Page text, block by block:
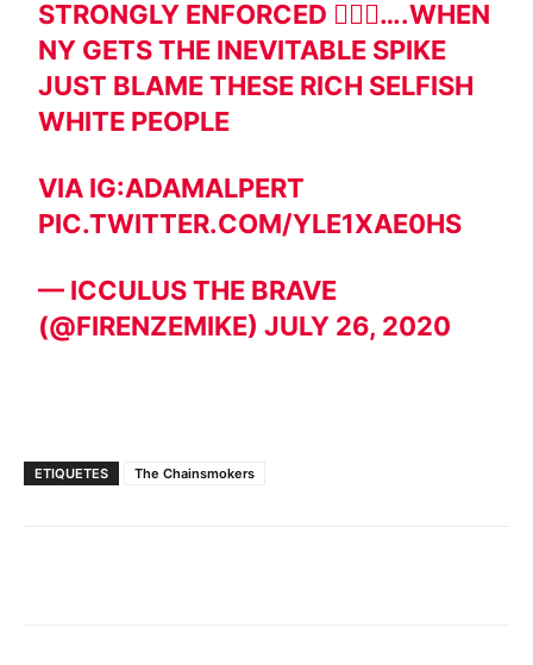
STRONGLY ENFORCED 🤦🏻‍♂️….WHEN
NY GETS THE INEVITABLE SPIKE
JUST BLAME THESE RICH SELFISH
WHITE PEOPLE
VIA IG:ADAMALPERT
PIC.TWITTER.COM/YLE1XAE0HS
— ICCULUS THE BRAVE
(@FIRENZEMIKE)JULY 26, 2020
ETIQUETES The Chainsmokers